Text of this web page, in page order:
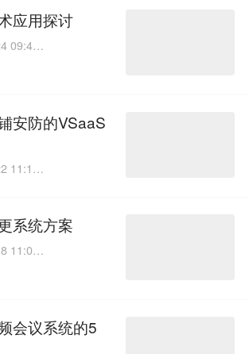
应用探讨
09:45:
安防的VSaaS
11:11:
系统方案
11:09:
会议系统的5